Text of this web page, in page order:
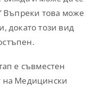
Въпреки това може
докато този вид
е съвместен
на Медицински